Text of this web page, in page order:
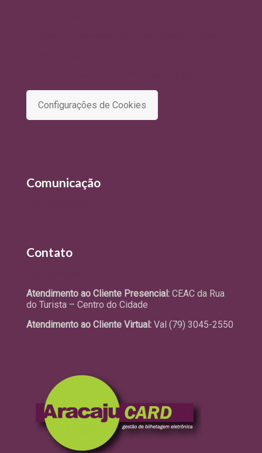
Configurações de Cookies
Comunicação
Contato
Atendimento ao Cliente Presencial: CEAC da Rua
do Turista – Centro do Cidade
Atendimento ao Cliente Virtual: Val (79) 3045-2550